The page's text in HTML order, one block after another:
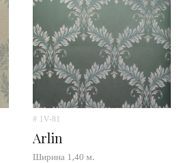
# 1V-81
Arlin
Ширина 1,40 м.